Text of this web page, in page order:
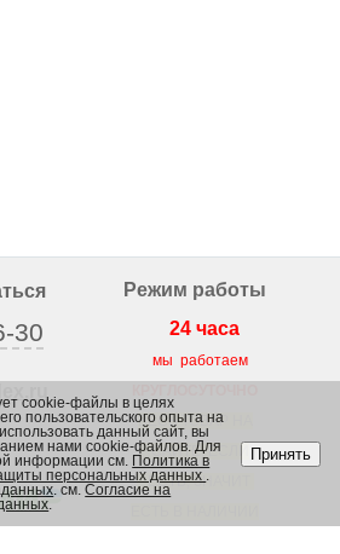
30
Режим работы
24 часа
мы работаем
ВЕСЬ ТОВАР НА
САЙТЕ, ЕСЛИ
ЕСТЬ, ЗНАЧИТ
cookie-файлы в целях
пользовательского опыта на
данный сайт, вы
нами cookie-файлов. Для
информации см. Политика в
персональных данных .
. см.Согласие на
.
Принять